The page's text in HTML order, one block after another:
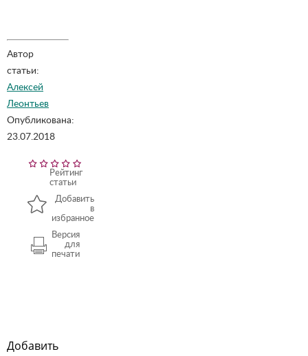
Автор
статьи:
Алексей
Леонтьев
Опубликована:
23.07.2018
Рейтинг
статьи
Добавить
в
избранное
Версия
для
печати
Добавить